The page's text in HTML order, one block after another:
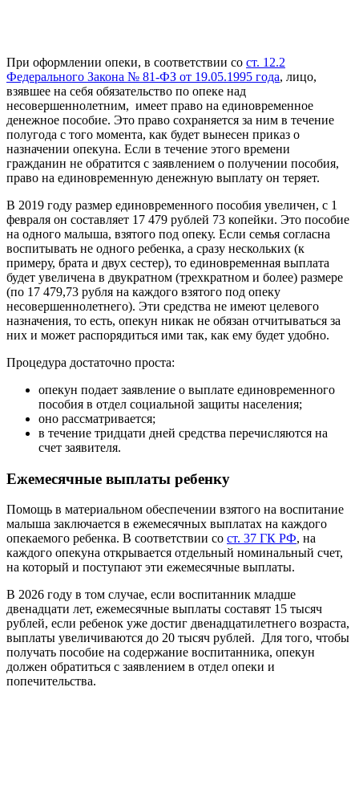
При оформлении опеки, в соответствии со ст. 12.2
Федерального Закона № 81-ФЗ от 19.05.1995 года, лицо,
взявшее на себя обязательство по опеке над
несовершеннолетним, имеет право на единовременное
денежное пособие. Это право сохраняется за ним в течение
полугода с того момента, как будет вынесен приказ о
назначении опекуна. Если в течение этого времени
гражданин не обратится с заявлением о получении пособия,
право на единовременную денежную выплату он теряет.
В 2019 году размер единовременного пособия увеличен, с 1
февраля он составляет 17 479 рублей 73 копейки. Это пособие
на одного малыша, взятого под опеку. Если семья согласна
воспитывать не одного ребенка, а сразу нескольких (к
примеру, брата и двух сестер), то единовременная выплата
будет увеличена в двукратном (трехкратном и более) размере
(по 17 479,73 рубля на каждого взятого под опеку
несовершеннолетнего). Эти средства не имеют целевого
назначения, то есть, опекун никак не обязан отчитываться за
них и может распорядиться ими так, как ему будет удобно.
Процедура достаточно проста:
опекун подает заявление о выплате единовременного
пособия в отдел социальной защиты населения;
оно рассматривается;
в течение тридцати дней средства перечисляются на
счет заявителя.
Ежемесячные выплаты ребенку
Помощь в материальном обеспечении взятого на воспитание
малыша заключается в ежемесячных выплатах на каждого
опекаемого ребенка. В соответствии со ст. 37 ГК РФ, на
каждого опекуна открывается отдельный номинальный счет,
на который и поступают эти ежемесячные выплаты.
В 2026 году в том случае, если воспитанник младше
двенадцати лет, ежемесячные выплаты составят 15 тысяч
рублей, если ребенок уже достиг двенадцатилетнего возраста,
выплаты увеличиваются до 20 тысяч рублей. Для того, чтобы
получать пособие на содержание воспитанника, опекун
должен обратиться с заявлением в отдел опеки и
попечительства.